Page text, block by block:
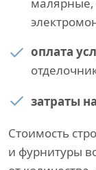
оплата
затраты
Стоимость
и фурнитуры